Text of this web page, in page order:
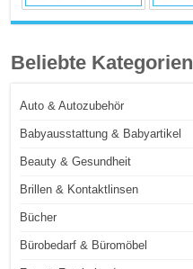
Beliebte Kategorien
Auto & Autozubehör
Babyausstattung & Babyartikel
Beauty & Gesundheit
Brillen & Kontaktlinsen
Bücher
Bürobedarf & Büromöbel